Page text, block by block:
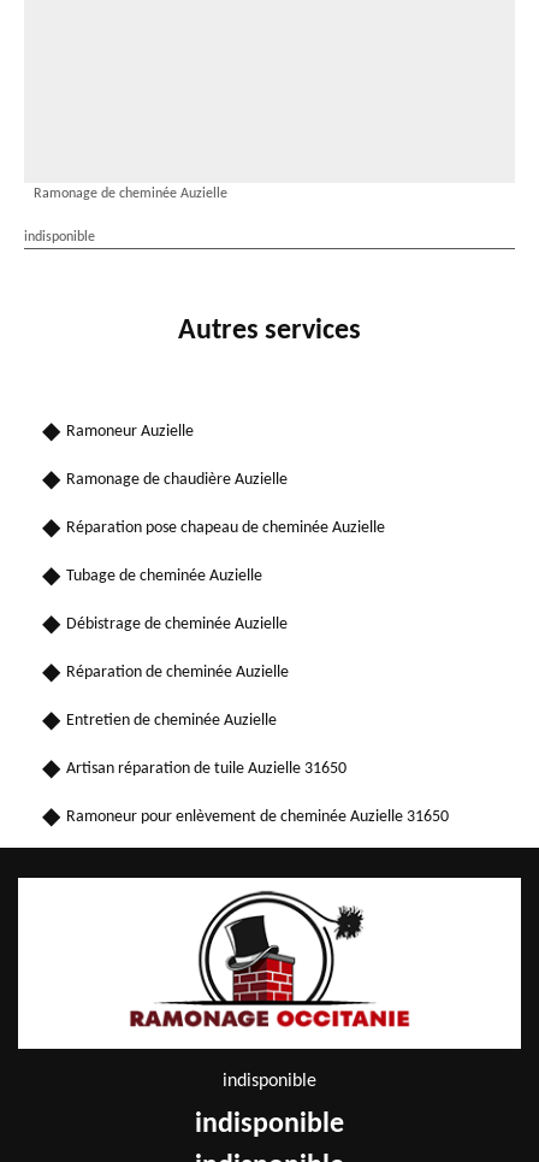
Ramonage de cheminée Auzielle
indisponible
Autres services
Ramoneur Auzielle
Ramonage de chaudière Auzielle
Réparation pose chapeau de cheminée Auzielle
Tubage de cheminée Auzielle
Débistrage de cheminée Auzielle
Réparation de cheminée Auzielle
Entretien de cheminée Auzielle
Artisan réparation de tuile Auzielle 31650
Ramoneur pour enlèvement de cheminée Auzielle 31650
indisponible
indisponible